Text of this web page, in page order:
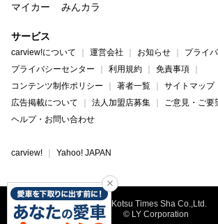
マイカー
みんカラ
サービス
carview!について 運営会社 お知らせ
プライ
プライバシーセンター
利用規約
免責事項
コンテンツ制作ポリシー
著者一覧
サイトマップ
広告掲載について
法人加盟店募集
ご意見・ご要
ヘルプ・お問い合わせ
carview! Yahoo! JAPAN
©Kotsu Times Sha Co.,Ltd.
© LY Corporation